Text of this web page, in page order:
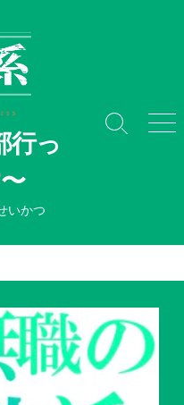
行っ
いかつ
検
メ